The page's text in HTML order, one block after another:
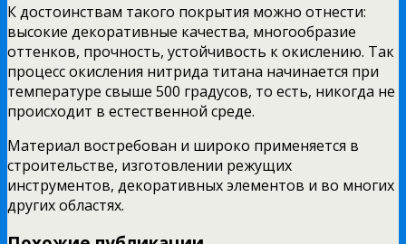
К достоинствам такого покрытия можно отнести:
высокие декоративные качества, многообразие
оттенков, прочность, устойчивость к окислению. Так
процесс окисления нитрида титана начинается при
температуре свыше 500 градусов, то есть, никогда не
происходит в естественной среде.
Материал востребован и широко применяется в
строительстве, изготовлении режущих
инструментов, декоративных элементов и во многих
других областях.